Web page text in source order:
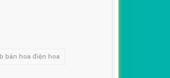
bán hoa điện hoa